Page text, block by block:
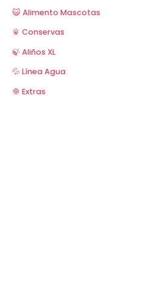
😺 Alimento Mascotas
🥫 Conservas
🍃 Aliños XL
💦 Línea Agua
🧅 Extras